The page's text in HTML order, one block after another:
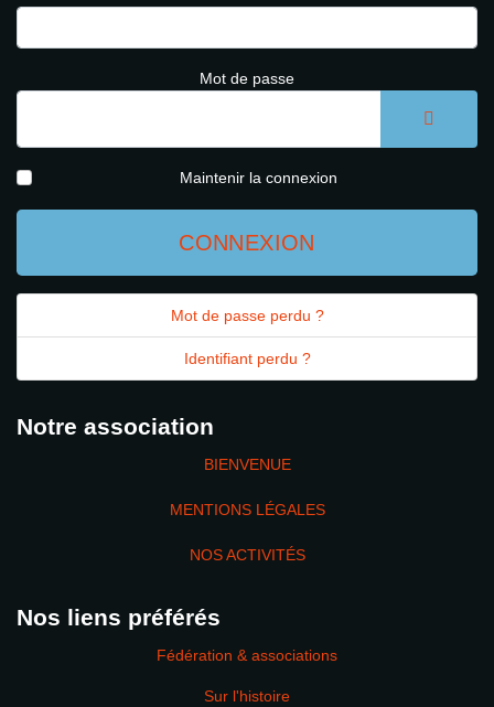
Mot de passe
Maintenir la connexion
CONNEXION
Mot de passe perdu ?
Identifiant perdu ?
Notre association
BIENVENUE
MENTIONS LÉGALES
NOS ACTIVITÉS
Nos liens préférés
Fédération & associations
Sur l'histoire